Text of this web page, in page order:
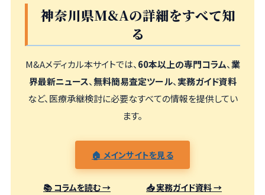
神奈川県M&Aの詳細をすべて知
る
M&Aメディカル本サイトでは、 60本以上の専門コラム、業
界最新ニュース、無料簡易査定ツール、 実務ガイド資料
など、医療承継検討に必要なすべての情報を提供してい
ます。
🏠 メインサイトを見る
📚 コラムを読む → 📥 実務ガイド資料 →